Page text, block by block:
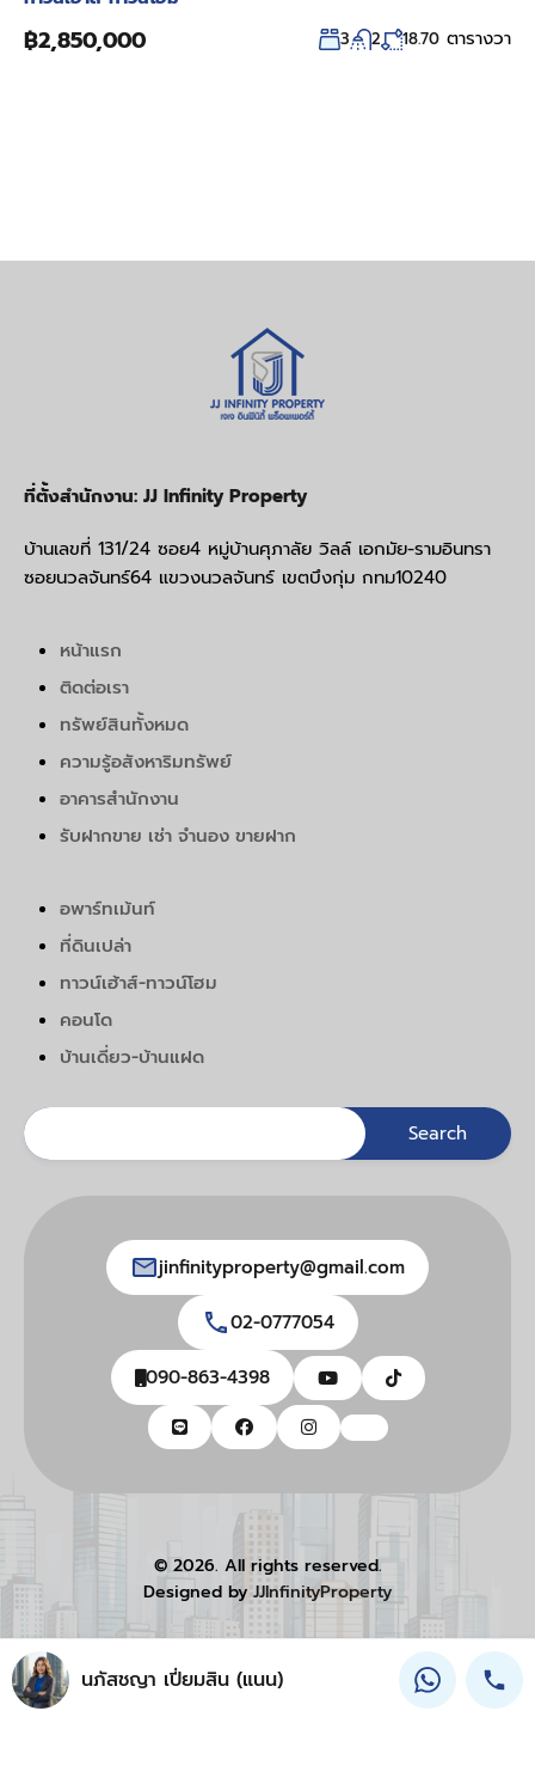
฿2,850,000 3 2 18.70 ตารางวา
ที่ตั้งสำนักงาน: JJ Infinity Property
บ้านเลขที่ 131/24 ซอย4 หมู่บ้านศุภาลัย วิลล์ เอกมัย-รามอินทรา
ซอยนวลจันทร์64 แขวงนวลจันทร์ เขตบึงกุ่ม กทม10240
หน้าแรก
ติดต่อเรา
ทรัพย์สินทั้งหมด
ความรู้อสังหาริมทรัพย์
อาคารสำนักงาน
รับฝากขาย เช่า จำนอง ขายฝาก
อพาร์ทเม้นท์
ที่ดินเปล่า
ทาวน์เฮ้าส์-ทาวน์โฮม
คอนโด
บ้านเดี่ยว-บ้านแฝด
jinfinityproperty@gmail.com
02-0777054
090-863-4398
© 2026. All rights reserved.
Designed by JJInfinityProperty
นภัสชญา เปี่ยมสิน (แนน)